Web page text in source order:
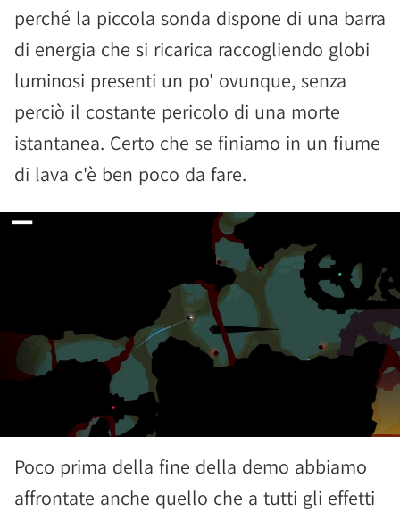
perché la piccola sonda dispone di una barra
di energia che si ricarica raccogliendo globi
luminosi presenti un po' ovunque, senza
perciò il costante pericolo di una morte
istantanea. Certo che se finiamo in un fiume
di lava c'è ben poco da fare.
Poco prima della fine della demo abbiamo
affrontate anche quello che a tutti gli effetti